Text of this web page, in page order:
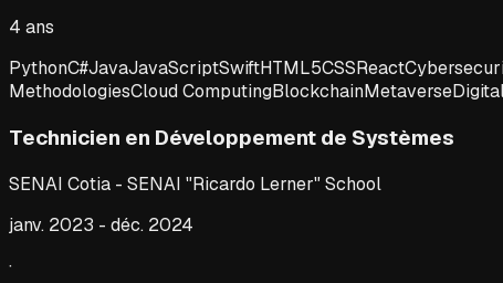
4 ans
PythonC#JavaJavaScriptSwiftHTML5CSSReact
MethodologiesCloud ComputingBlockchainMetaverse
Technicien en Développement de Systèmes
SENAI Cotia - SENAI "Ricardo Lerner" School
janv. 2023 - déc. 2024
·